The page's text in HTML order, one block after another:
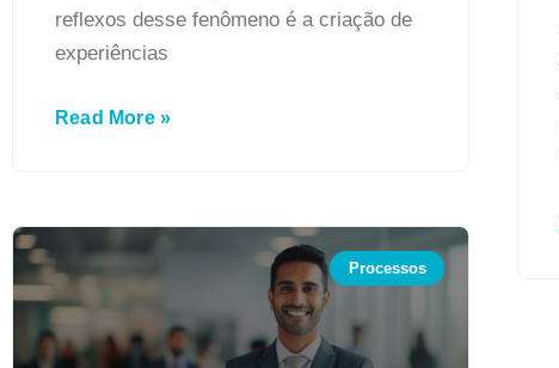
reflexos desse fenômeno é a criação de
experiências
Read More »
Processos